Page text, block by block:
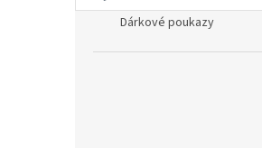
Dárkové poukazy